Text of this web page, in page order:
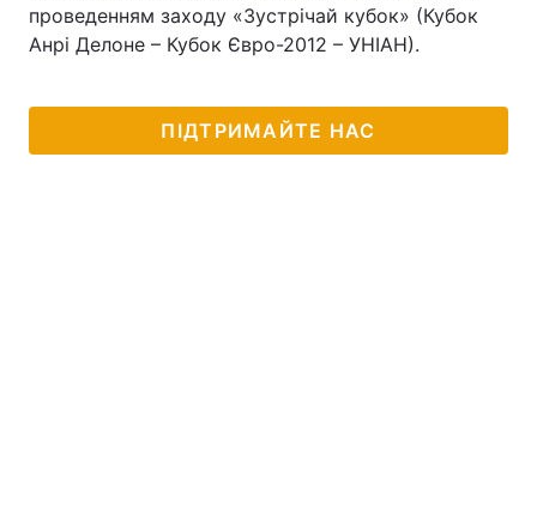
Послуги
проведенням заходу «Зустрічай кубок» (Кубок
Анрі Делоне – Кубок Євро-2012 – УНІАН).
ПІДТРИМАЙТЕ НАС